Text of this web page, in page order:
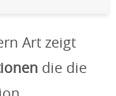
Art zeigt
die die